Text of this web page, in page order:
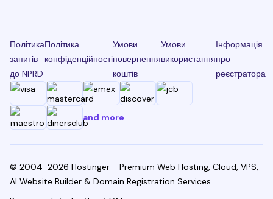
Політика
запитів
до NPRD
Політика
конфіденційності
Умови
повернення
коштів
Умови
використання
Інформація
про
реєстратора
and more
© 2004-2026 Hostinger - Premium Web Hosting, Cloud, VPS,
AI Website Builder & Domain Registration Services.